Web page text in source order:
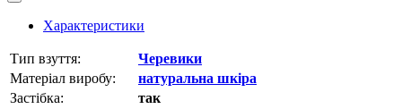
Характеристики
Тип взуття:
Черевики
Матеріал виробу:
натуральна шкіра
Застібка:
так